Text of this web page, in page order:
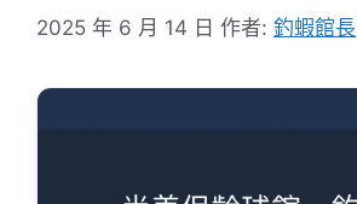
2025 年 6 月 14 日 作者: 釣蝦館長